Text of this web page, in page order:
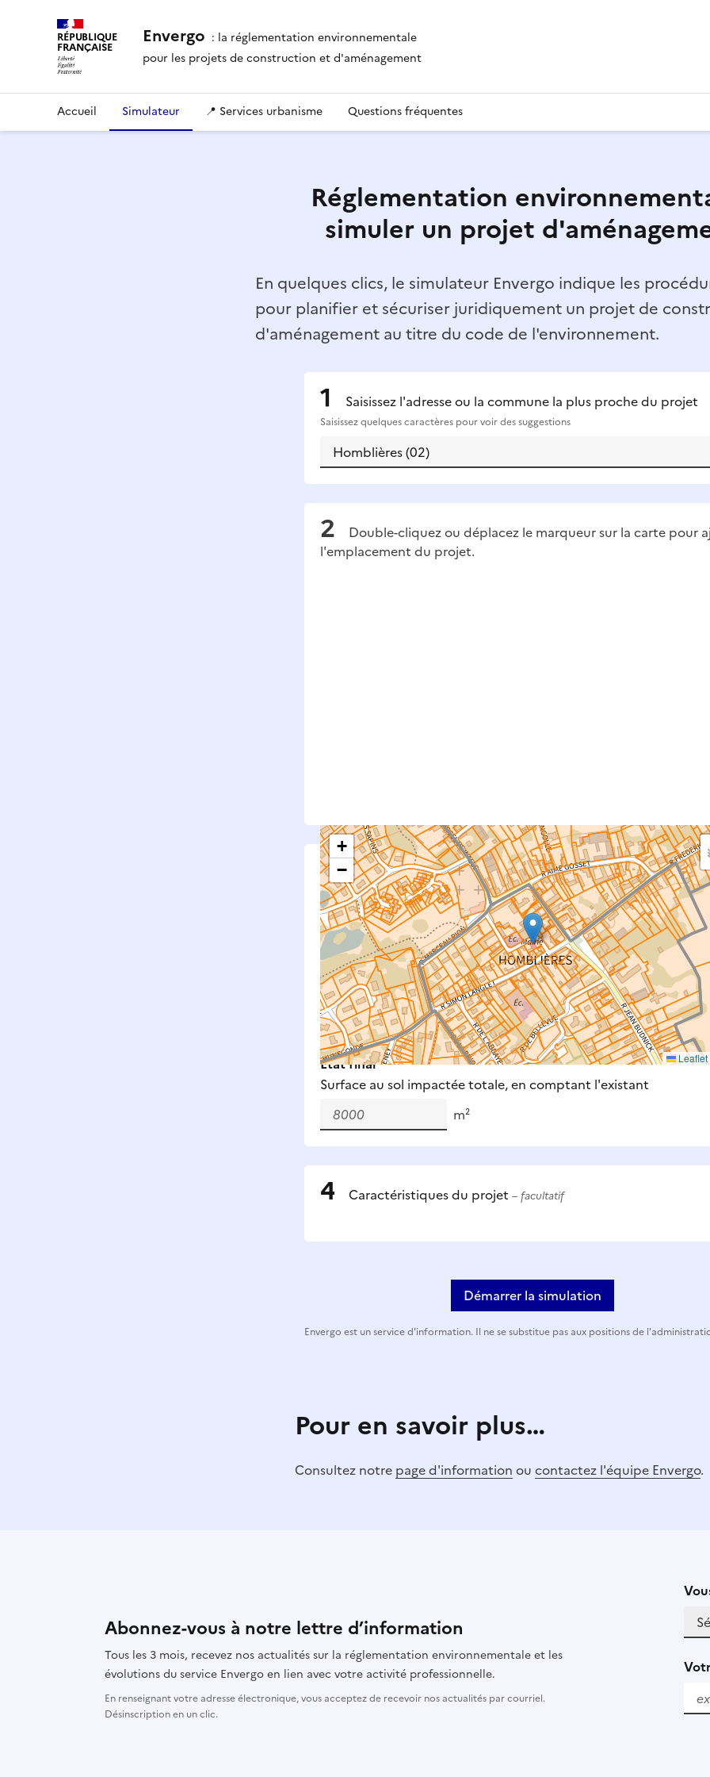
RÉPUBLIQUE
FRANÇAISE Envergo : la réglementation environnementale
pour les projets de construction et d'aménagement
Accueil Simulateur 📍 Services urbanisme Questions fréquentes
Réglementation
simuler un projet
En quelques clics, le simulateur Envergo indique les
pour planifier et sécuriser juridiquement un projet de
d'aménagement au titre du code de l'environnement.
Saisissez l'adresse ou la commune la plus proche du projet
Saisissez quelques caractères pour voir des suggestions
Double-cliquez ou déplacez le marqueur sur la carte pour
l'emplacement du projet.
+
−
Leaflet
Saisissez les surfaces aménagées par le projet
Surfaces à prendre en compte : bâti, voirie, espaces verts,
remblais et bassins — impacts définitifs et temporaires
Nouveaux impacts
Surface au sol nouvellement impactée par le projet
m²
État final
Surface au sol impactée totale, en comptant l'existant
m²
Caractéristiques du projet – facultatif
Démarrer la simulation
Envergo est un service d'information. Il ne se substitue pas aux positions de
Pour en savoir plus…
Consultez notre page d'information ou contactez l'équipe Envergo.
Abonnez-vous à notre lettre d’information
Tous les 3 mois, recevez nos actualités sur la réglementation environnementale et les
évolutions du service Envergo en lien avec votre activité professionnelle.
En renseignant votre adresse électronique, vous acceptez de recevoir nos actualités par courriel.
Désinscription en un clic.